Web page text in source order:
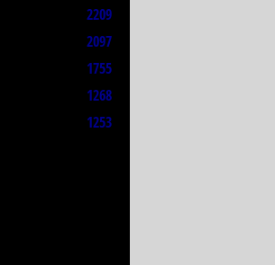
2209
2097
1755
1268
1253